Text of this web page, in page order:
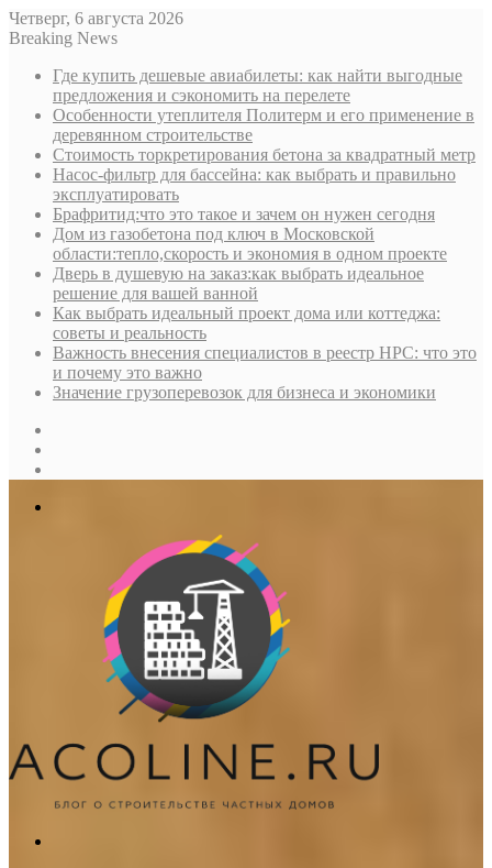
Четверг, 6 августа 2026
Breaking News
Где купить дешевые авиабилеты: как найти выгодные
предложения и сэкономить на перелете
Особенности утеплителя Политерм и его применение в
деревянном строительстве
Стоимость торкретирования бетона за квадратный метр
Насос-фильтр для бассейна: как выбрать и правильно
эксплуатировать
Брафритид:что это такое и зачем он нужен сегодня
Дом из газобетона под ключ в Московской
области:тепло,скорость и экономия в одном проекте
Дверь в душевую на заказ:как выбрать идеальное
решение для вашей ванной
Как выбрать идеальный проект дома или коттеджа:
советы и реальность
Важность внесения специалистов в реестр НРС: что это
и почему это важно
Значение грузоперевозок для бизнеса и экономики